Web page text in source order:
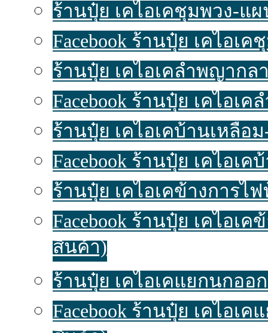
ร้านปุ๋ย เคไอเคชุมพวง-แ
Facebook ร้านปุ๋ย เคไอ
ร้านปุ๋ย เคไอเคลำพญากล
Facebook ร้านปุ๋ย เคไอ
ร้านปุ๋ย เคไอเคบ้านเหลื่อ
Facebook ร้านปุ๋ย เคไอ
ร้านปุ๋ย เคไอเคข้างการ
Facebook ร้านปุ๋ย เคไอ
สินค้า)
ร้านปุ๋ย เคไอเคแยกนกอ
Facebook ร้านปุ๋ย เคไอ